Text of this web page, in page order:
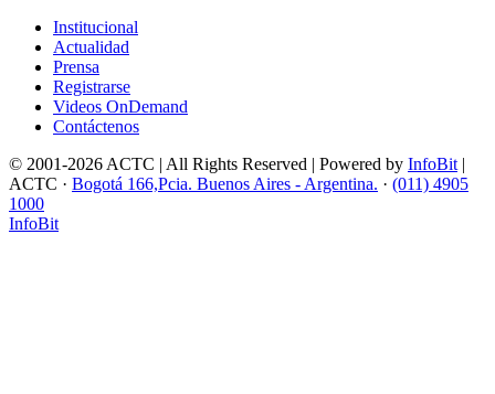
Institucional
Actualidad
Prensa
Registrarse
Videos OnDemand
Contáctenos
© 2001-2026 ACTC | All Rights Reserved | Powered by InfoBit |
ACTC · Bogotá 166,Pcia. Buenos Aires - Argentina. · (011) 4905
1000
InfoBit